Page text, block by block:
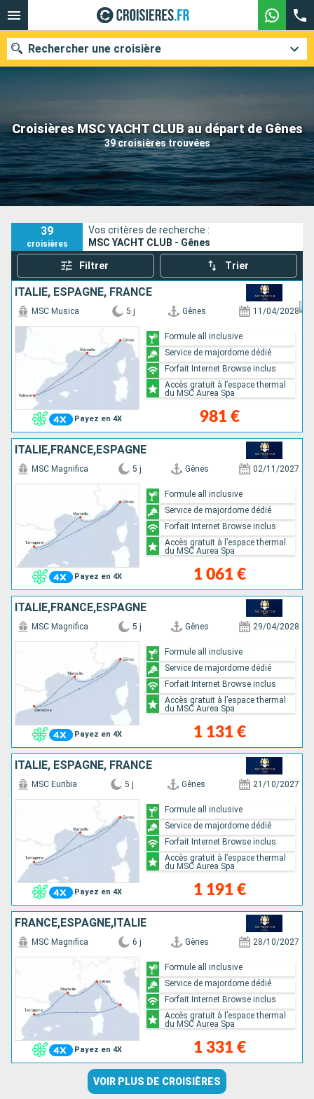
Croisières MSC YACHT CLUB au départ de Gênes
39 croisières trouvées
Rechercher une croisière
Nos destinations
Mois de départ
Ports Compagnies
Rechercher
39
croisières
Vos critères de recherche :
MSC YACHT CLUB - Gênes
Filtrer Trier
ITALIE, ESPAGNE, FRANCE
Payez en 4X
MSC Musica 5 j Gênes 11/04/2028
981 €
Formule all inclusive
Service de majordome dédié
Forfait Internet Browse inclus
Accès gratuit à l’espace thermal
du MSC Aurea Spa
ITALIE,FRANCE,ESPAGNE
Payez en 4X
MSC Magnifica 5 j Gênes 02/11/2027
1 061 €
Formule all inclusive
Service de majordome dédié
Forfait Internet Browse inclus
Accès gratuit à l’espace thermal
du MSC Aurea Spa
ITALIE,FRANCE,ESPAGNE
Payez en 4X
MSC Magnifica 5 j Gênes 29/04/2028
1 131 €
Formule all inclusive
Service de majordome dédié
Forfait Internet Browse inclus
Accès gratuit à l’espace thermal
du MSC Aurea Spa
ITALIE, ESPAGNE, FRANCE
Payez en 4X
MSC Euribia 5 j Gênes 21/10/2027
1 191 €
Formule all inclusive
Service de majordome dédié
Forfait Internet Browse inclus
Accès gratuit à l’espace thermal
du MSC Aurea Spa
FRANCE,ESPAGNE,ITALIE
Payez en 4X
MSC Magnifica 6 j Gênes 28/10/2027
1 331 €
Formule all inclusive
Service de majordome dédié
Forfait Internet Browse inclus
Accès gratuit à l’espace thermal
du MSC Aurea Spa
VOIR PLUS DE CROISIÈRES